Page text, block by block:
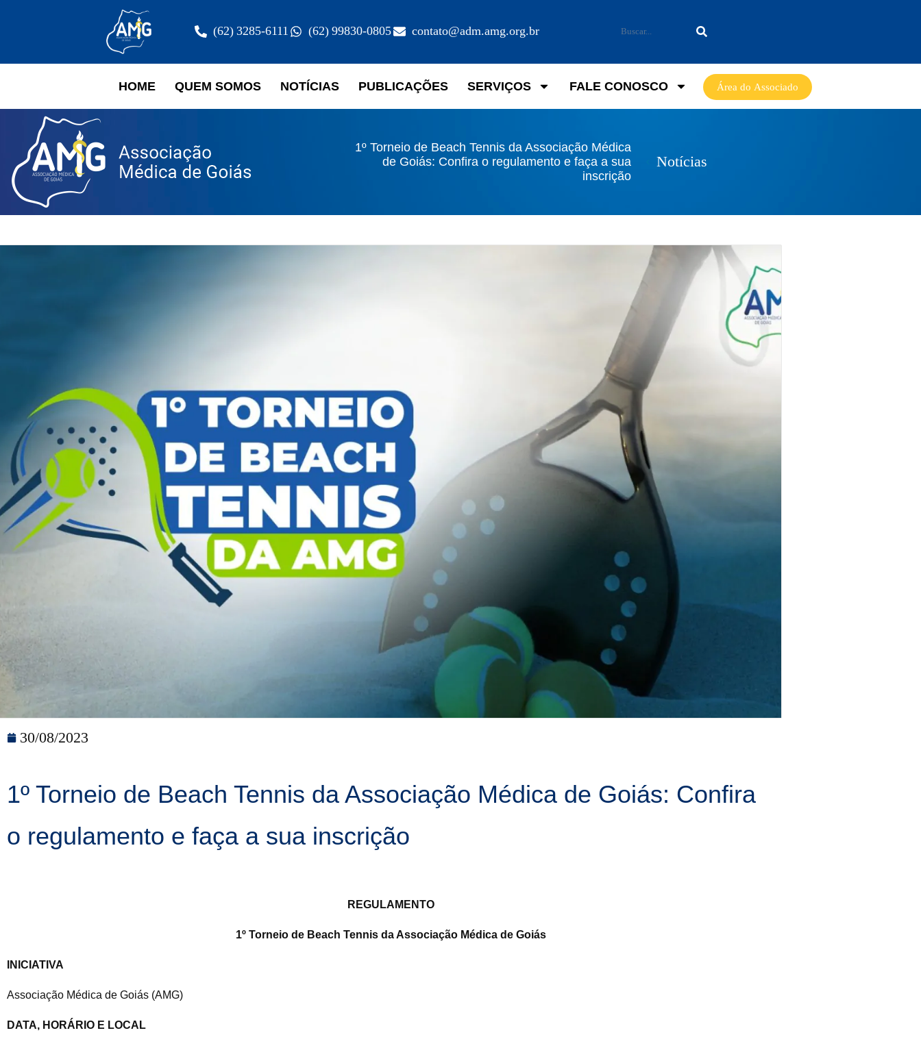
(62) 3285-6111 (62) 99830-0805 contato@adm.amg.org.br
HOME QUEM SOMOS NOTÍCIAS PUBLICAÇÕES SERVIÇOS FALE CONOSCO Área do Associado
1º Torneio de Beach Tennis da Associação Médica
de Goiás: Confira o regulamento e faça a sua
inscrição
Notícias
30/08/2023
1º Torneio de Beach Tennis da Associação Médica de Goiás: Confira
o regulamento e faça a sua inscrição
REGULAMENTO
1º Torneio de Beach Tennis da Associação Médica de Goiás
INICIATIVA
Associação Médica de Goiás (AMG)
DATA, HORÁRIO E LOCAL